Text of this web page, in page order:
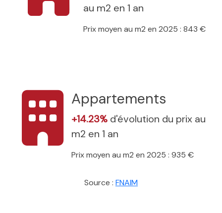
au m2 en 1 an
Prix moyen au m2 en 2025 : 843 €
Appartements
+14.23% d'évolution du prix au
m2 en 1 an
Prix moyen au m2 en 2025 : 935 €
Source : FNAIM